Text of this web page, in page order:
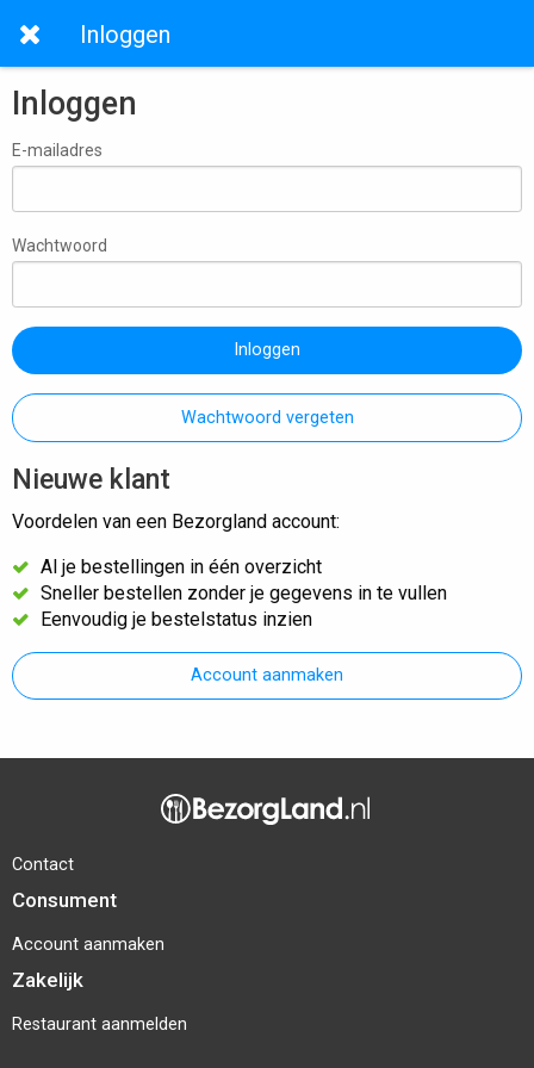
Inloggen
Inloggen
E-mailadres
Wachtwoord
Inloggen
Wachtwoord vergeten
Nieuwe klant
Voordelen van een Bezorgland account:
Al je bestellingen in één overzicht
Sneller bestellen zonder je gegevens in te vullen
Eenvoudig je bestelstatus inzien
Account aanmaken
Contact
Consument
Account aanmaken
Zakelijk
Restaurant aanmelden